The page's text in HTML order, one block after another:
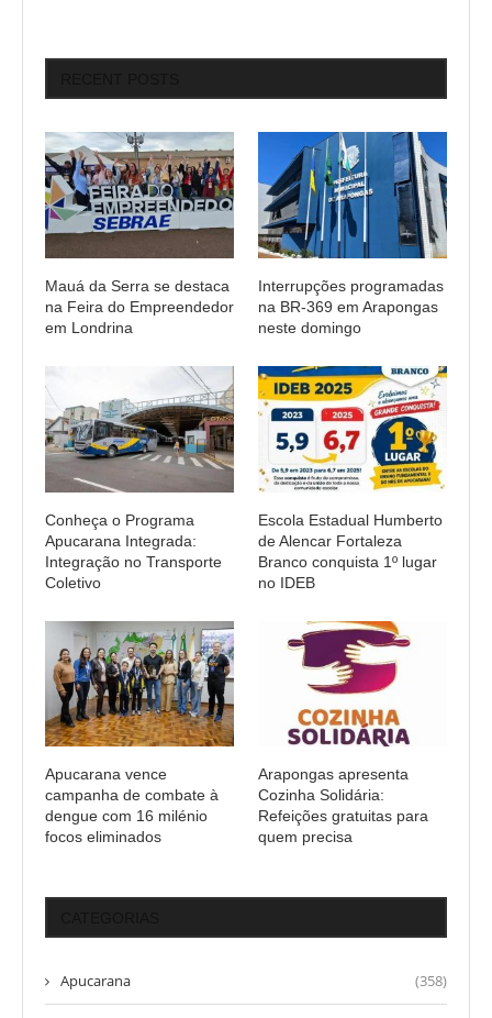
Mauá da Serra se destaca
na Feira do Empreendedor
em Londrina
Interrupções programadas
na BR-369 em Arapongas
neste domingo
Conheça o Programa
Apucarana Integrada:
Integração no Transporte
Coletivo
Escola Estadual Humberto
de Alencar Fortaleza
Branco conquista 1º lugar
no IDEB
Apucarana vence
campanha de combate à
dengue com 16 milénio
focos eliminados
Arapongas apresenta
Cozinha Solidária:
Refeições gratuitas para
quem precisa
Apucarana (358)